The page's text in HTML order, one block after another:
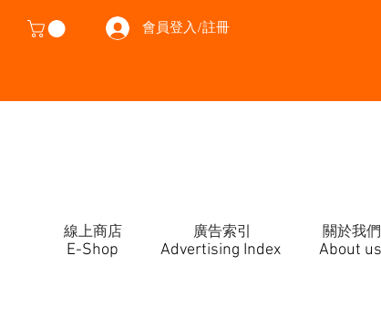
會員登入/註冊
線上商店 廣告索引 關於我們
E-Shop About us
Advertising Index